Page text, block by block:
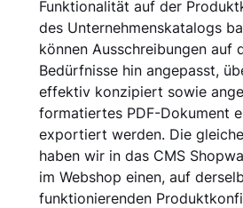
Funktionalität auf der
des Unter­nehmenskatalogs
können Ausschreibungen auf
Bedürfnisse hin angepasst,
effektiv konzipiert sowie
formatiertes PDF-Dokument
exportiert werden. Die
haben wir in das CMS
im Webshop einen, auf
funktionierenden